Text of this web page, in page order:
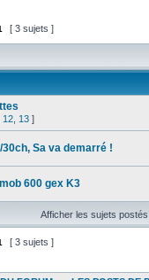
[ 3 sujets ]
12 13 ]
Sa va demarré !
600 gex K3
Afficher les sujets
[ 3 sujets ]